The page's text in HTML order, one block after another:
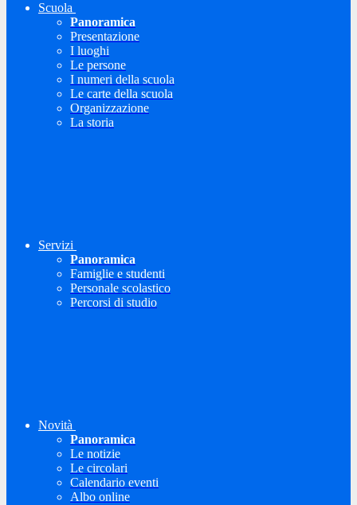
Scuola
Panoramica
Presentazione
I luoghi
Le persone
I numeri della scuola
Le carte della scuola
Organizzazione
La storia
Servizi
Panoramica
Famiglie e studenti
Personale scolastico
Percorsi di studio
Novità
Panoramica
Le notizie
Le circolari
Calendario eventi
Albo online